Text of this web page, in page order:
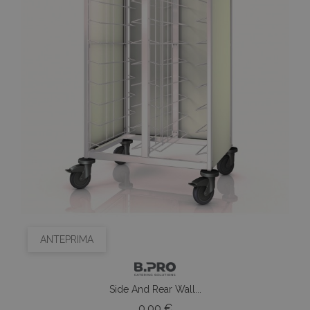
ANTEPRIMA
Side And Rear Wall...